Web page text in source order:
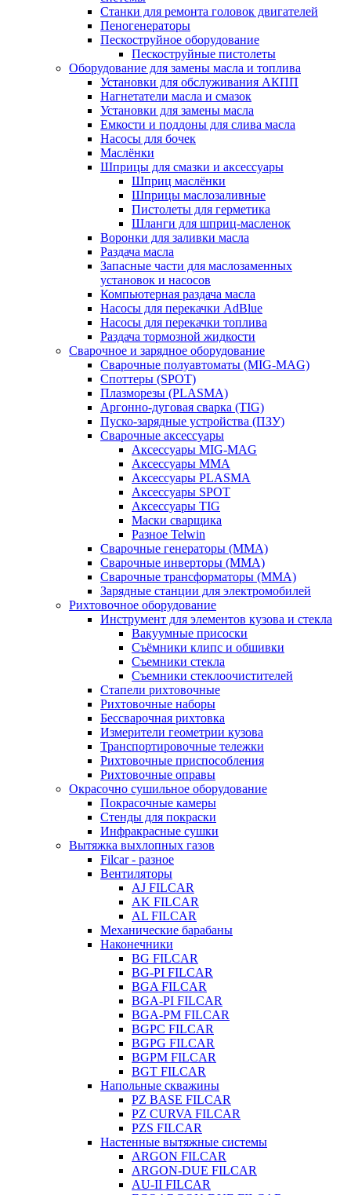
Станки для ремонта головок двигателей
Пеногенераторы
Пескоструйное оборудование
Пескоструйные пистолеты
Оборудование для замены масла и топлива
Установки для обслуживания АКПП
Нагнетатели масла и смазок
Установки для замены масла
Емкости и поддоны для слива масла
Насосы для бочек
Маслёнки
Шприцы для смазки и аксессуары
Шприц маслёнки
Шприцы маслозаливные
Пистолеты для герметика
Шланги для шприц-масленок
Воронки для заливки масла
Раздача масла
Запасные части для маслозаменных
установок и насосов
Компьютерная раздача масла
Насосы для перекачки AdBlue
Насосы для перекачки топлива
Раздача тормозной жидкости
Сварочное и зарядное оборудование
Сварочные полуавтоматы (MIG-MAG)
Споттеры (SPOT)
Плазморезы (PLASMA)
Аргонно-дуговая сварка (TIG)
Пуско-зарядные устройства (ПЗУ)
Сварочные аксессуары
Аксессуары MIG-MAG
Аксессуары MMA
Аксессуары PLASMA
Аксессуары SPOT
Аксессуары TIG
Маски сварщика
Разное Telwin
Сварочные генераторы (MMA)
Сварочные инверторы (MMA)
Сварочные трансформаторы (MMA)
Зарядные станции для электромобилей
Рихтовочное оборудование
Инструмент для элементов кузова и стекла
Вакуумные присоски
Съёмники клипс и обшивки
Съемники стекла
Съемники стеклоочистителей
Стапели рихтовочные
Рихтовочные наборы
Бессварочная рихтовка
Измерители геометрии кузова
Транспортировочные тележки
Рихтовочные приспособления
Рихтовочные оправы
Окрасочно сушильное оборудование
Покрасочные камеры
Стенды для покраски
Инфракрасные сушки
Вытяжка выхлопных газов
Filcar - разное
Вентиляторы
AJ FILCAR
AK FILCAR
AL FILCAR
Механические барабаны
Наконечники
BG FILCAR
BG-PI FILCAR
BGA FILCAR
BGA-PI FILCAR
BGA-PM FILCAR
BGPC FILCAR
BGPG FILCAR
BGPM FILCAR
BGT FILCAR
Напольные скважины
PZ BASE FILCAR
PZ CURVA FILCAR
PZS FILCAR
Настенные вытяжные системы
ARGON FILCAR
ARGON-DUE FILCAR
AU-II FILCAR